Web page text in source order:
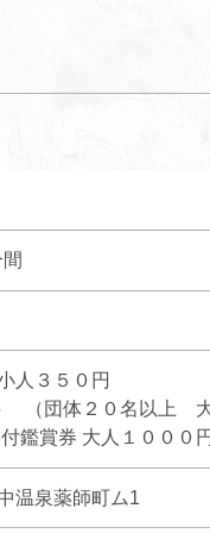
人３５０円
（団体２０名以上 大
鑑賞券 大人１０００
温泉薬師町ム1